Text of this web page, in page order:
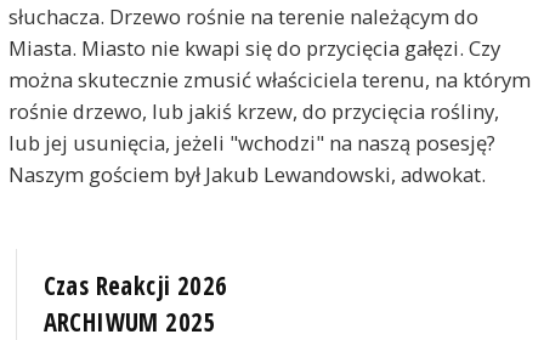
słuchacza. Drzewo rośnie na terenie należącym do
Miasta. Miasto nie kwapi się do przycięcia gałęzi. Czy
można skutecznie zmusić właściciela terenu, na którym
rośnie drzewo, lub jakiś krzew, do przycięcia rośliny,
lub jej usunięcia, jeżeli "wchodzi" na naszą posesję?
Naszym gościem był Jakub Lewandowski, adwokat.
Czas Reakcji 2026
ARCHIWUM 2025